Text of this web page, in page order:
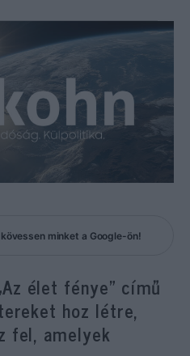
minket a Google-ön!
élet fénye” című
hoz létre,
fel, amelyek